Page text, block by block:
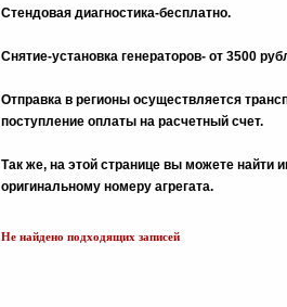
Стендовая диагностика-бесплатно.
Снятие-установка генераторов- от 3500
Отправка в регионы осуществляется
поступление оплаты на расчетный счет.
Так же, на этой странице вы можете найти
оригинальному номеру агрегата.
Не найдено подходящих записей